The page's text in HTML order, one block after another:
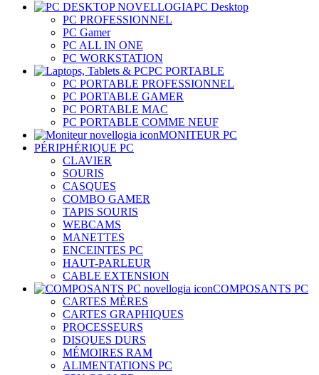
PC Desktop
PC PROFESSIONNEL
PC Gamer
PC ALL IN ONE
PC WORKSTATION
PC PORTABLE
PC PORTABLE PROFESSIONNEL
PC PORTABLE GAMER
PC PORTABLE MAC
PC PORTABLE COMME NEUF
MONITEUR PC
PÉRIPHÉRIQUE PC
CLAVIER
SOURIS
CASQUES
COMBO GAMER
TAPIS SOURIS
WEBCAMS
MANETTES
ENCEINTES PC
HAUT-PARLEUR
CABLE EXTENSION
COMPOSANTS PC
CARTES MÈRES
CARTES GRAPHIQUES
PROCESSEURS
DISQUES DURS
MÉMOIRES RAM
ALIMENTATIONS PC